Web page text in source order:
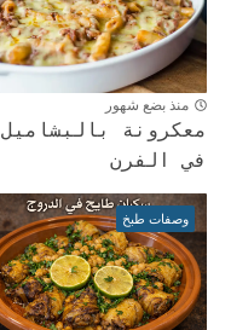
منذ بضع شهور
معكرونة بالبشاميل
في الفرن
وصفات طبخ